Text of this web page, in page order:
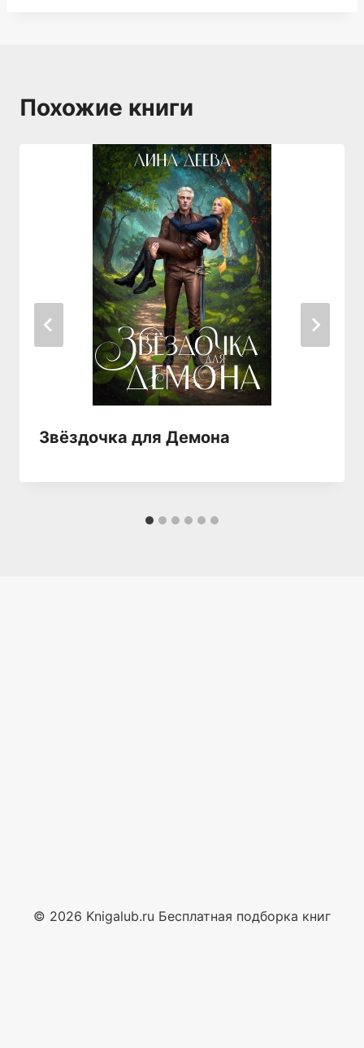
Похожие книги
Звёздочка для Демона
© 2026 Knigalub.ru Бесплатная подборка книг